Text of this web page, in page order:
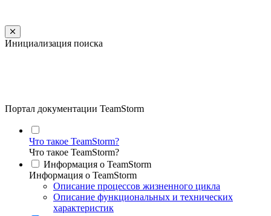
Инициализация поиска
Портал документации TeamStorm
Что такое TeamStorm?
Что такое TeamStorm?
Информация о TeamStorm
Информация о TeamStorm
Описание процессов жизненного цикла
Описание функциональных и технических
характеристик